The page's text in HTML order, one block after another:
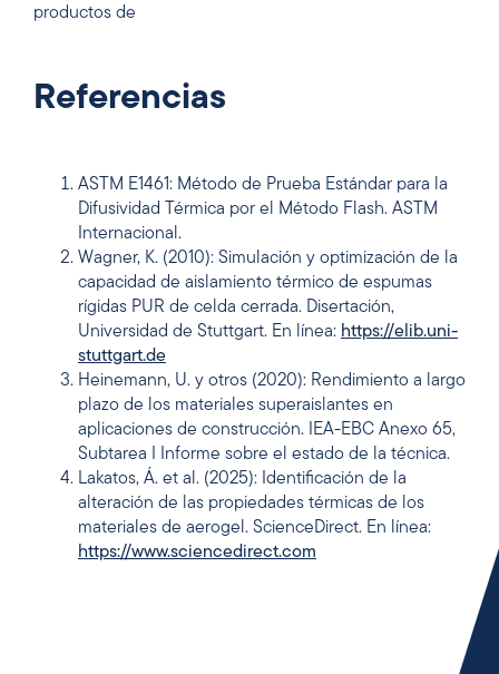
productos de
Referencias
ASTM E1461: Método de Prueba Estándar para la
Difusividad Térmica por el Método Flash. ASTM
Internacional.
Wagner, K. (2010): Simulación y optimización de la
capacidad de aislamiento térmico de espumas
rígidas PUR de celda cerrada. Disertación,
Universidad de Stuttgart. En línea: https://elib.uni-
stuttgart.de
Heinemann, U. y otros (2020): Rendimiento a largo
plazo de los materiales superaislantes en
aplicaciones de construcción. IEA-EBC Anexo 65,
Subtarea I Informe sobre el estado de la técnica.
Lakatos, Á. et al. (2025): Identificación de la
alteración de las propiedades térmicas de los
materiales de aerogel. ScienceDirect. En línea:
https://www.sciencedirect.com